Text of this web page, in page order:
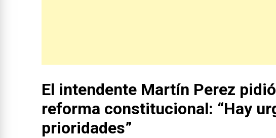
El intendente Martín Perez
reforma constitucional: “Hay
prioridades”